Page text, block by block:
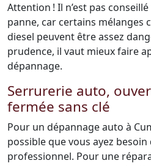
Attention ! Il n’est pas
panne, car certains mélanges
diesel peuvent être assez
prudence, il vaut mieux faire
dépannage.
Serrurerie auto,
fermée sans clé
Pour un dépannage auto à
possible que vous ayez
professionnel. Pour une